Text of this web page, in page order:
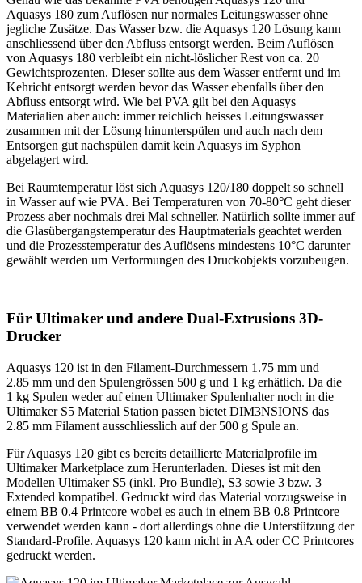
Aquasys 180 zum Auflösen nur normales Leitungswasser ohne
jegliche Zusätze. Das Wasser bzw. die Aquasys 120 Lösung kann
anschliessend über den Abfluss entsorgt werden. Beim Auflösen
von Aquasys 180 verbleibt ein nicht-löslicher Rest von ca. 20
Gewichtsprozenten. Dieser sollte aus dem Wasser entfernt und im
Kehricht entsorgt werden bevor das Wasser ebenfalls über den
Abfluss entsorgt wird. Wie bei PVA gilt bei den Aquasys
Materialien aber auch: immer reichlich heisses Leitungswasser
zusammen mit der Lösung hinunterspülen und auch nach dem
Entsorgen gut nachspülen damit kein Aquasys im Syphon
abgelagert wird.
Bei Raumtemperatur löst sich Aquasys 120/180 doppelt so schnell
in Wasser auf wie PVA. Bei Temperaturen von 70-80°C geht dieser
Prozess aber nochmals drei Mal schneller. Natürlich sollte immer auf
die Glasübergangstemperatur des Hauptmaterials geachtet werden
und die Prozesstemperatur des Auflösens mindestens 10°C darunter
gewählt werden um Verformungen des Druckobjekts vorzubeugen.
Für Ultimaker und andere Dual-Extrusions 3D-
Drucker
Aquasys 120 ist in den Filament-Durchmessern 1.75 mm und
2.85 mm und den Spulengrössen 500 g und 1 kg erhätlich. Da die
1 kg Spulen weder auf einen Ultimaker Spulenhalter noch in die
Ultimaker S5 Material Station passen bietet DIM3NSIONS das
2.85 mm Filament ausschliesslich auf der 500 g Spule an.
Für Aquasys 120 gibt es bereits detaillierte Materialprofile im
Ultimaker Marketplace zum Herunterladen. Dieses ist mit den
Modellen Ultimaker S5 (inkl. Pro Bundle), S3 sowie 3 bzw. 3
Extended kompatibel. Gedruckt wird das Material vorzugsweise in
einem BB 0.4 Printcore wobei es auch in einem BB 0.8 Printcore
verwendet werden kann - dort allerdings ohne die Unterstützung der
Standard-Profile. Aquasys 120 kann nicht in AA oder CC Printcores
gedruckt werden.